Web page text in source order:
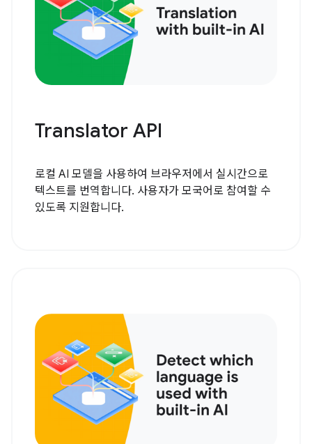
Translator API
로컬 AI 모델을 사용하여 브라우저에서 실시간으로
텍스트를 번역합니다. 사용자가 모국어로 참여할 수
있도록 지원합니다.